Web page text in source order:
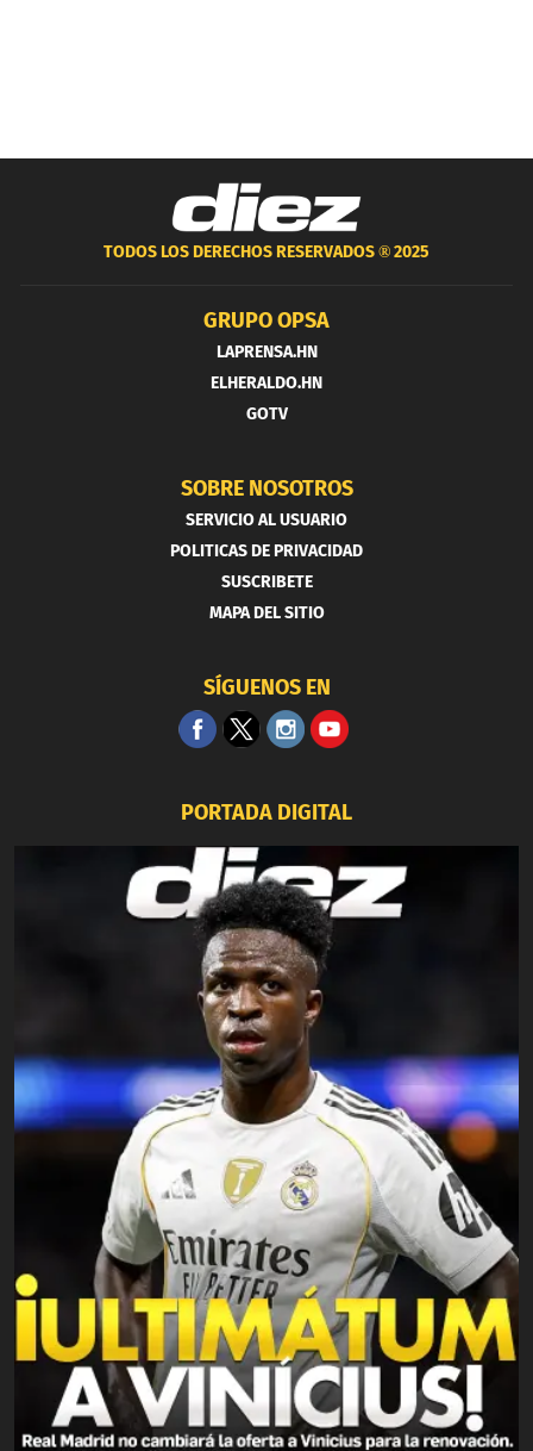
TODOS LOS DERECHOS RESERVADOS ®2025
GRUPO OPSA
LAPRENSA.HN
ELHERALDO.HN
GOTV
SOBRE NOSOTROS
SERVICIO AL USUARIO
POLITICAS DE PRIVACIDAD
SUSCRIBETE
MAPA DEL SITIO
SÍGUENOS EN
PORTADA DIGITAL